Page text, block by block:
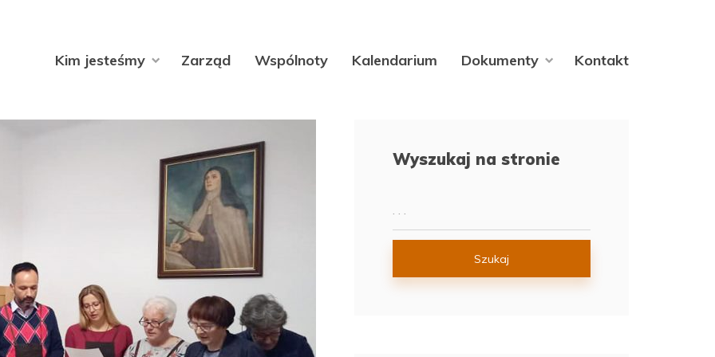
Kim jesteśmy Zarząd Wspólnoty Kalendarium Dokumenty Kontakt
Wyszukaj na stronie
Szukaj